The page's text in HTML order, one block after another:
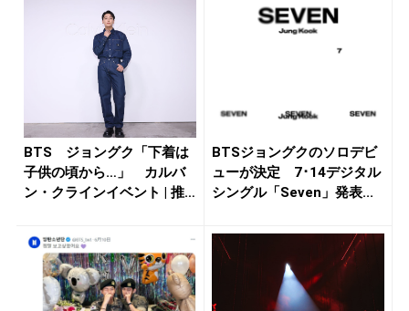
BTS ジョングク「下着は
子供の頃から…」 カルバ
ン・クラインイベント | 推
BTSジョングクのソロデビ
ューが決定 7･14デジタル
シングル「Seven」発表...